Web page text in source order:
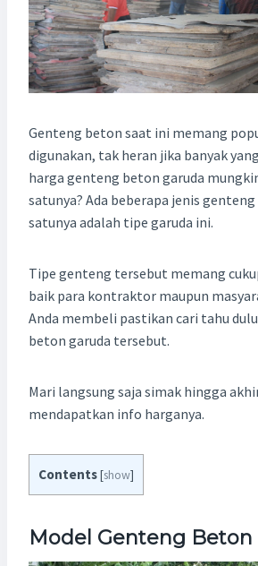
Genteng beton saat ini memang
digunakan, tak heran jika banyak
harga genteng beton garuda
satunya? Ada beberapa jenis
satunya adalah tipe garuda ini.
Tipe genteng tersebut memang
baik para kontraktor maupun
Anda membeli pastikan cari tahu
beton garuda tersebut.
Mari langsung saja simak hingga
mendapatkan info harganya.
Contents[show]
Model Genteng Beton